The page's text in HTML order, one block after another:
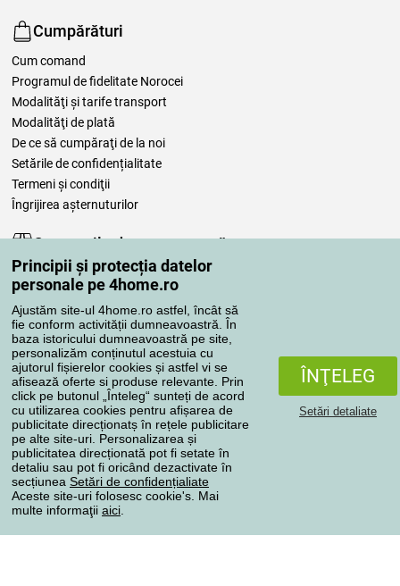
Principii și protecția datelor
personale pe 4home.ro
Ajustăm site-ul 4home.ro astfel, încât să
fie conform activității dumneavoastră. În
baza istoricului dumneavoastră pe site,
personalizăm conținutul acestuia cu
ajutorul fișierelor cookies și astfel vi se
afisează oferte si produse relevante. Prin
click pe butonul „Înteleg“ sunteți de acord
cu utilizarea cookies pentru afișarea de
publicitate direcționatș în rețele publicitare
pe alte site-uri. Personalizarea și
publicitatea direcționată pot fi setate în
detaliu sau pot fi oricând dezactivate în
secțiunea Setări de confidențialiate
Aceste site-uri folosesc cookie's. Mai
multe informaţii aici
ÎNŢELEG
Setări detaliate
Cumpărături
Cum comand
Programul de fidelitate Norocei
Modalităţi şi tarife transport
Modalităţi de plată
De ce să cumpăraţi de la noi
Setările de confidențialitate
Termeni şi condiţii
Îngrijirea așternuturilor
Comenzile dumneavoastră
Contul meu
Revizuirea comenzilor
Reclamaţii
Retragere de la contract
Regulile de procesare a recenziilor
Metode de transport
Metode de plată